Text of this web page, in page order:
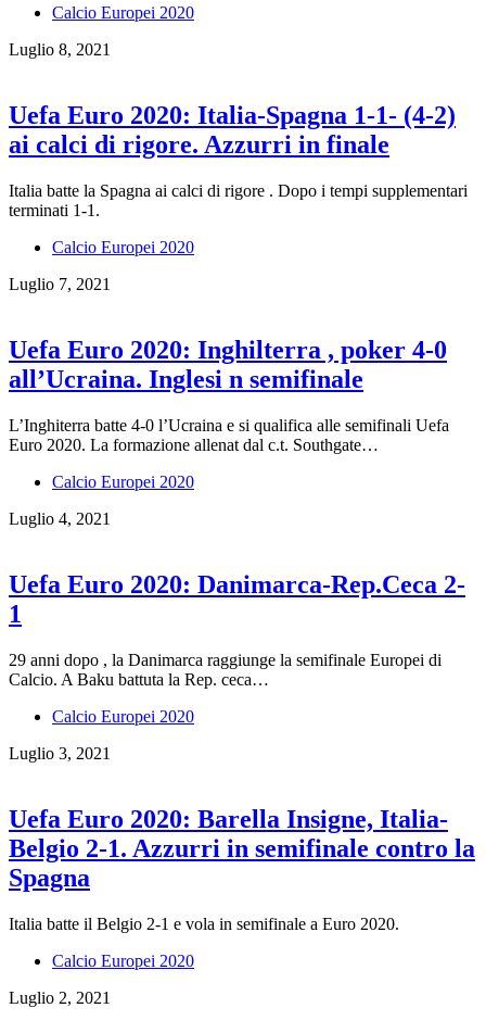
Calcio Europei 2020
Luglio 8, 2021
Uefa Euro 2020: Italia-Spagna 1-1- (4-2)
ai calci di rigore. Azzurri in finale
Italia batte la Spagna ai calci di rigore . Dopo i tempi supplementari
terminati 1-1.
Calcio Europei 2020
Luglio 7, 2021
Uefa Euro 2020: Inghilterra , poker 4-0
all’Ucraina. Inglesi n semifinale
L’Inghiterra batte 4-0 l’Ucraina e si qualifica alle semifinali Uefa
Euro 2020. La formazione allenat dal c.t. Southgate…
Calcio Europei 2020
Luglio 4, 2021
Uefa Euro 2020: Danimarca-Rep.Ceca 2-
1
29 anni dopo , la Danimarca raggiunge la semifinale Europei di
Calcio. A Baku battuta la Rep. ceca…
Calcio Europei 2020
Luglio 3, 2021
Uefa Euro 2020: Barella Insigne, Italia-
Belgio 2-1. Azzurri in semifinale contro la
Spagna
Italia batte il Belgio 2-1 e vola in semifinale a Euro 2020.
Calcio Europei 2020
Luglio 2, 2021